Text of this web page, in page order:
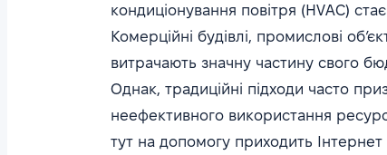
кондиціонування повітря (HVAC)
Комерційні будівлі, промислові
витрачають значну частину свого
Однак, традиційні підходи часто
неефективного використання
тут на допомогу приходить